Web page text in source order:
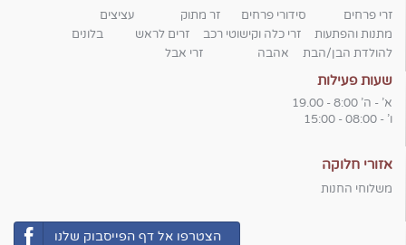
זרי פרחים סידורי פרחים זר מתוק
עציצים
מתנות והפתעות
זרי כלה וקישוטי רכב זרים לראש
בלונים
להולדת הבן/הבת
אהבה זרי אבל
שעות פעילות
א' - ה' 8:00 - 19.00
ו' - 08:00 - 15:00
אזורי חלוקה
משלוחי החנות
הצטרפו אל דף הפייסבוק שלנו